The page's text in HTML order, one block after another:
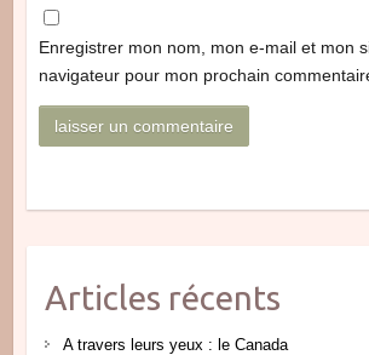
Enregistrer mon nom, mon e-mail et mon
navigateur pour mon prochain
Articles récents
A travers leurs yeux : le Canada